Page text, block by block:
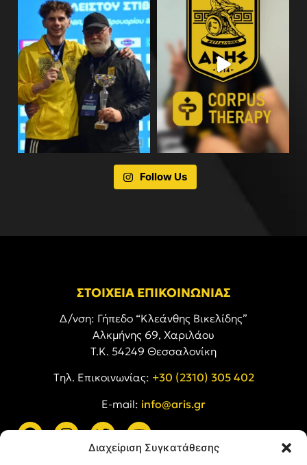
Διαχείριση Συγκατάθεσης
Follow Us
ΣΤΟΙΧΕΙΑ ΕΠΙΚΟΙΝΩΝΙΑΣ
Δ/νση: Γήπεδο “Κλεάνθης Βικελίδης”
Αλκμήνης 69, Χαριλάου
Τ.Κ. 54249 Θεσσαλονίκη
Tηλ. Επικοινωνίας: +30 (2310) 305 402
E-mail: info@aris.gr